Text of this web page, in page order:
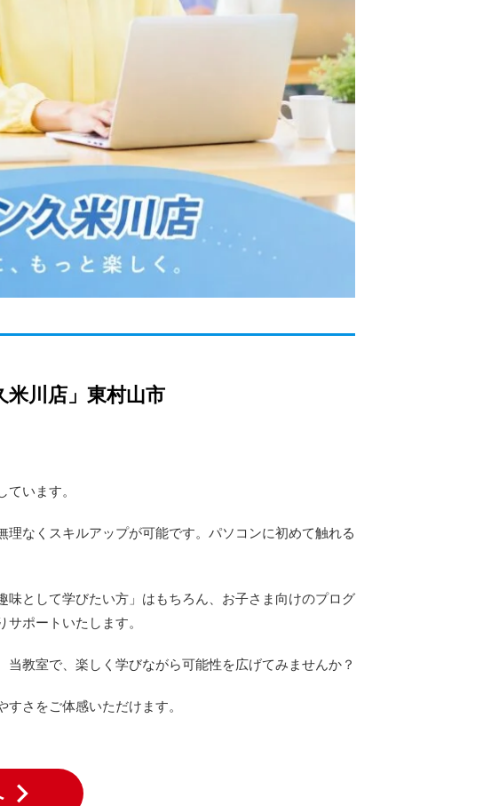
米川店」東村山市
います。
なくスキルアップが可能です。パソコンに初めて触れる
味として学びたい方」はもちろん、お子さま向けのプログ
ポートいたします。
教室で、楽しく学びながら可能性を広げてみませんか？
さをご体感いただけます。